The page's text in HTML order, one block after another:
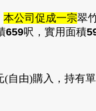
本公司促成一宗翠
659呎 ， 實用面積
(自由)購入 ， 持有